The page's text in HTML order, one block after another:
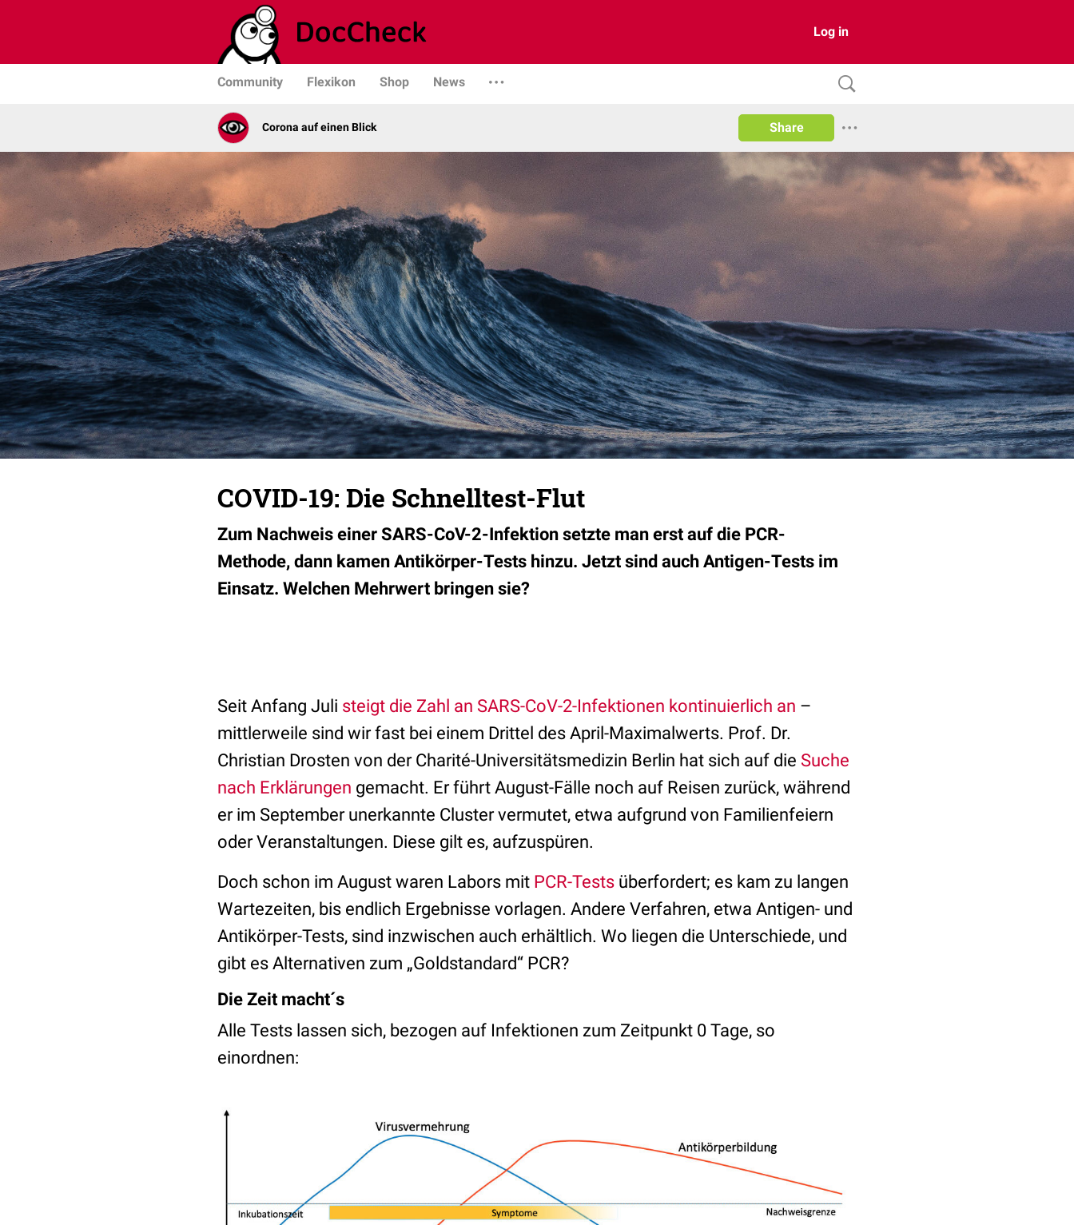
Log in
Community Flexikon Shop News
Corona auf einen Blick Share
COVID-19: Die Schnelltest-Flut
Zum Nachweis einer SARS-CoV-2-Infektion setzte man erst auf die PCR-
Methode, dann kamen Antikörper-Tests hinzu. Jetzt sind auch Antigen-Tests im
Einsatz. Welchen Mehrwert bringen sie?
Seit Anfang Juli steigt die Zahl an SARS-CoV-2-Infektionen kontinuierlich an –
mittlerweile sind wir fast bei einem Drittel des April-Maximalwerts. Prof. Dr.
Christian Drosten von der Charité-Universitätsmedizin Berlin hat sich auf die Suche
nach Erklärungen gemacht. Er führt August-Fälle noch auf Reisen zurück, während
er im September unerkannte Cluster vermutet, etwa aufgrund von Familienfeiern
oder Veranstaltungen. Diese gilt es, aufzuspüren.
Doch schon im August waren Labors mit PCR-Tests überfordert; es kam zu langen
Wartezeiten, bis endlich Ergebnisse vorlagen. Andere Verfahren, etwa Antigen- und
Antikörper-Tests, sind inzwischen auch erhältlich. Wo liegen die Unterschiede, und
gibt es Alternativen zum „Goldstandard“ PCR?
Die Zeit macht´s
Alle Tests lassen sich, bezogen auf Infektionen zum Zeitpunkt 0 Tage, so
einordnen: